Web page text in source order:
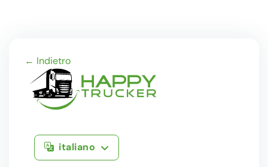
← Indietro
italiano